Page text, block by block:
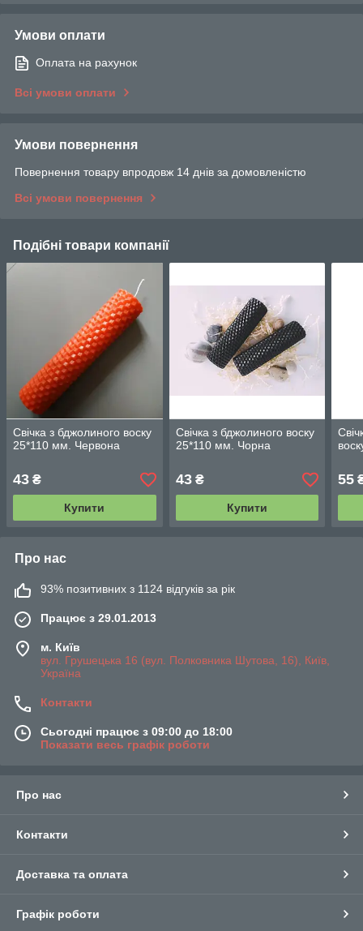
Умови оплати
Оплата на рахунок
Всі умови оплати
Умови повернення
Повернення товару впродовж 14 днів за домовленістю
Всі умови повернення
Подібні товари компанії
Свічка з бджолиного воску
25*110 мм. Червона
43 ₴
Купити
Свічка з бджолиного воску
25*110 мм. Чорна
43₴
Купити
55
Про нас
93% позитивних з 1124 відгуків за рік
Працює з 29.01.2013
м. Київ
вул. Грушецька 16 (вул. Полковника Шутова, 16), Київ,
Україна
Контакти
Сьогодні працює з 09:00 до 18:00
Показати весь графік роботи
Про нас
Контакти
Доставка та оплата
Графік роботи